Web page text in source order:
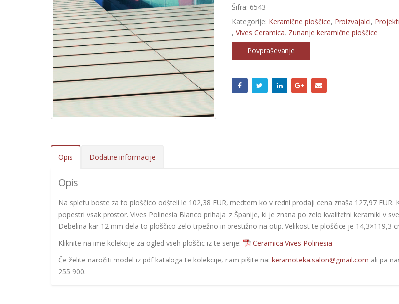
Šifra: 6543
Kategorije: Keramične ploščice, Proizvajalci,
, Vives Ceramica, Zunanje keramične ploščice
Povpraševanje
Opis Dodatne informacije
Opis
Na spletu boste za to ploščico odšteli le 102,38 EUR, medtem ko v redni prodaji cena znaša 127,97 EUR.
popestri vsak prostor. Vives Polinesia Blanco prihaja iz Španije, ki je znana po zelo kvalitetni keramiki v
Debelina kar 12 mm dela to ploščico zelo trpežno in prestižno na otip. Velikost te ploščice je 14,3×119,3
Kliknite na ime kolekcije za ogled vseh ploščic iz te serije:
Ceramica Vives Polinesia
Če želite naročiti model iz pdf kataloga te kolekcije, nam pišite na: keramoteka.salon@gmail.com ali pa
255 900.